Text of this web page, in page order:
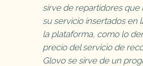
sirve de repartidores que
su servicio insertados en
la plataforma, como lo
precio del servicio de
Glovo se sirve de un